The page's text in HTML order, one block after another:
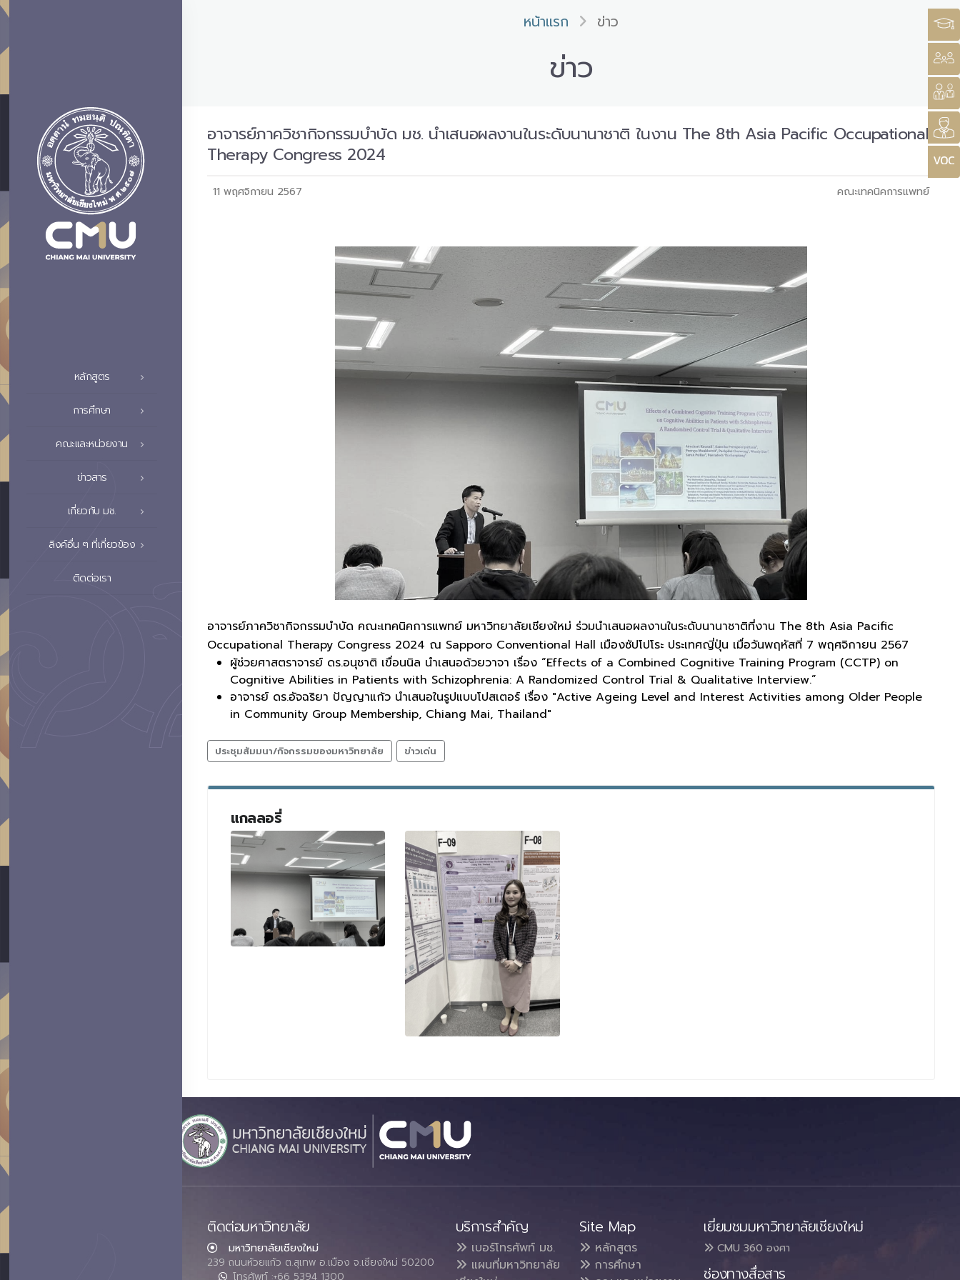
หลักสูตร
การศึกษา
คณะและหน่วยงาน
ข่าวสาร
เกี่ยวกับ มช.
ลิงค์อื่น ๆ ที่เกี่ยวข้อง
ติดต่อเรา
หน้าแรก ข่าว
ข่าว
อาจารย์ภาควิชากิจกรรมบำบัด มช. นำเสนอผลงานในระดับนานาชาติ ในงาน The 8th Asia Pacific Occupational
Therapy Congress 2024
11 พฤศจิกายน 2567 คณะเทคนิคการแพทย์
อาจารย์ภาควิชากิจกรรมบำบัด คณะเทคนิคการแพทย์ มหาวิทยาลัยเชียงใหม่ ร่วมนำเสนอผลงานในระดับนานาชาติที่งาน The 8th Asia Pacific
Occupational Therapy Congress 2024 ณ Sapporo Conventional Hall เมืองซัปโปโระ ประเทศญี่ปุ่น เมื่อวันพฤหัสที่ 7 พฤศจิกายน 2567
ผู้ช่วยศาสตราจารย์ ดร.อนุชาติ เขื่อนนิล นำเสนอด้วยวาจา เรื่อง “Effects of a Combined Cognitive Training Program (CCTP) on
Cognitive Abilities in Patients with Schizophrenia: A Randomized Control Trial & Qualitative Interview.”
อาจารย์ ดร.อัจฉริยา ปัญญาแก้ว นำเสนอในรูปแบบโปสเตอร์ เรื่อง "Active Ageing Level and Interest Activities among Older People
in Community Group Membership, Chiang Mai, Thailand"
ประชุมสัมมนา/กิจกรรมของมหาวิทยาลัย ข่าวเด่น
แกลลอรี่
ติดต่อมหาวิทยาลัย
มหาวิทยาลัยเชียงใหม่
239 ถนนห้วยแก้ว ต.สุเทพ อ.เมือง จ.เชียงใหม่ 50200
โทรศัพท์ :+66 5394 1300
บริการสำคัญ
เบอร์โทรศัพท์ มช.
แผนที่มหาวิทยาลัย
Site Map
หลักสูตร
การศึกษา
เยี่ยมชมมหาวิทยาลัยเชียงใหม่
CMU 360 องศา
ช่องทางสื่อสาร